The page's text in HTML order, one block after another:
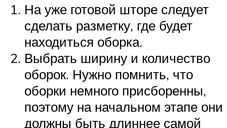
На уже готовой шторе следует
сделать разметку, где будет
находиться оборка.
Выбрать ширину и количество
оборок. Нужно помнить, что
оборки немного присборенны,
поэтому на начальном этапе они
должны быть длиннее самой